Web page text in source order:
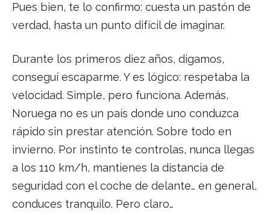
Pues bien, te lo confirmo: cuesta un pastón de
verdad, hasta un punto difícil de imaginar.
Durante los primeros diez años, digamos,
conseguí escaparme. Y es lógico: respetaba la
velocidad. Simple, pero funciona. Además,
Noruega no es un país donde uno conduzca
rápido sin prestar atención. Sobre todo en
invierno. Por instinto te controlas, nunca llegas
a los 110 km/h, mantienes la distancia de
seguridad con el coche de delante… en general,
conduces tranquilo. Pero claro…